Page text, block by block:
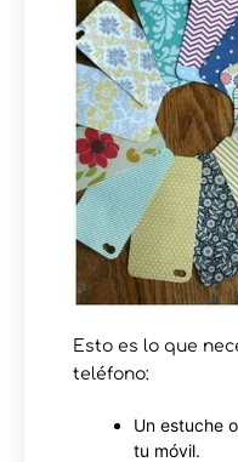
Esto es lo que
teléfono:
Un estuche
tu móvil.